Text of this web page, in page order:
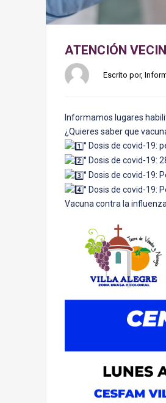
ATENCIÓN
Escrito por,
Informamos lugares
¿Quieres saber que
° Dosis de covid-19:
° Dosis de covid-19:
° Dosis de covid-19:
° Dosis de covid-19:
Vacuna contra la